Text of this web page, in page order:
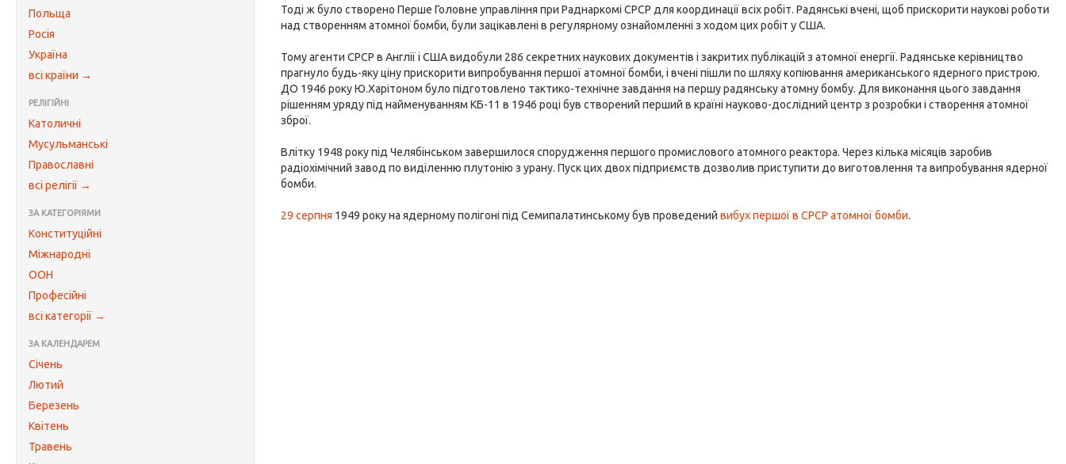
Польща
Росія
Україна
всі країни →
РЕЛІГІЙНІ
Католичні
Мусульманські
Православні
всі релігії →
ЗА КАТЕГОРІЯМИ
Конституційні
Міжнародні
ООН
Професійні
всі категорії →
ЗА КАЛЕНДАРЕМ
Січень
Лютий
Березень
Квітень
Травень
Тоді ж було створено Перше Головне управління при Раднаркомі СРСР для координації всіх робіт. Радянські вчені, щоб прискорити наукові роботи
над створенням атомної бомби, були зацікавлені в регулярному ознайомленні з ходом цих робіт у США.
Тому агенти СРСР в Англії і США видобули 286 секретних наукових документів і закритих публікацій з атомної енергії. Радянське керівництво
прагнуло будь-яку ціну прискорити випробування першої атомної бомби, і вчені пішли по шляху копіювання американського ядерного пристрою.
ДО 1946 року Ю.Харітоном було підготовлено тактико-технічне завдання на першу радянську атомну бомбу. Для виконання цього завдання
рішенням уряду під найменуванням КБ-11 в 1946 році був створений перший в країні науково-дослідний центр з розробки і створення атомної
зброї.
Влітку 1948 року під Челябінськом завершилося спорудження першого промислового атомного реактора. Через кілька місяців заробив
радіохімічний завод по виділенню плутонію з урану. Пуск цих двох підприємств дозволив приступити до виготовлення та випробування ядерної
бомби.
29 серпня 1949 року на ядерному полігоні під Семипалатинському був проведенийвибух першої в СРСР атомної бомби.